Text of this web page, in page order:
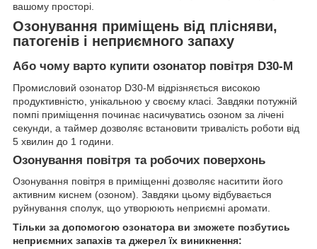
вашому просторі.
Озонування приміщень від плісняви,
патогенів і неприємного запаху
Або чому варто купити озонатор повітря D30-M
Промисловий озонатор D30-M відрізняється високою
продуктивністю, унікальною у своєму класі. Завдяки потужній
помпі приміщення починає насичуватись озоном за лічені
секунди, а таймер дозволяє встановити тривалість роботи від
5 хвилин до 1 години.
Озонування повітря та робочих поверхонь
Озонування повітря в приміщенні дозволяє наситити його
активним киснем (озоном). Завдяки цьому відбувається
руйнування сполук, що утворюють неприємні аромати.
Тільки за допомогою озонатора ви зможете позбутись
неприємних запахів та джерел їх виникнення: